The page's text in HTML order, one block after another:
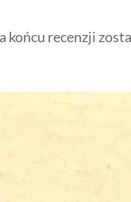
końcu recenzji